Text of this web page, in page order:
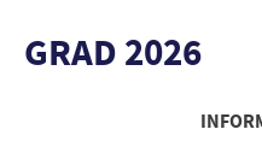
GRAD 2026
stronie.
Analityczne
Cookies analityczne